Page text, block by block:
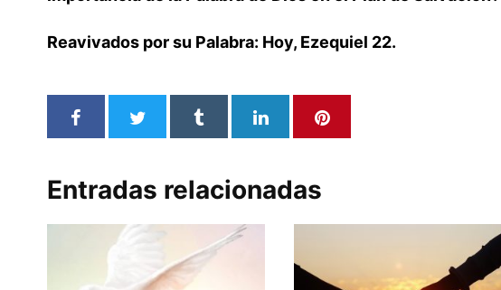
Reavivados por su Palabra: Hoy, Ezequiel 22.
Entradas relacionadas